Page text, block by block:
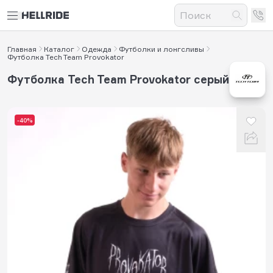
Главная Каталог Одежда
Футболки и лонгсливы
Футболка Tech Team Provokator
-40%
Футболка Tech Team Provokator серый